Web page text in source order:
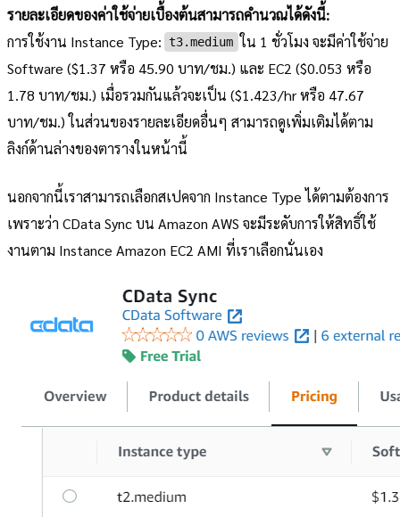
รายละเอียดของค่าใช้จ่ายเบื้องต้นสามารถคำนวณได้ดังนี้:
การใช้งาน Instance Type: t3.medium ใน 1 ชั่วโมง จะมีค่าใช้จ่าย
Software ($1.37 หรือ 45.90 บาท/ชม.) และ EC2 ($0.053 หรือ
1.78 บาท/ชม.) เมื่อรวมกันแล้วจะเป็น ($1.423/hr หรือ 47.67
บาท/ชม.) ในส่วนของรายละเอียดอื่นๆ สามารถดูเพิ่มเติมได้ตาม
ลิงก์ด้านล่างของตารางในหน้านี้
นอกจากนี้เราสามารถเลือกสเปคจาก Instance Type ได้ตามต้องการ
เพราะว่า CData Sync บน Amazon AWS จะมีระดับการให้สิทธิ์ใช้
งานตาม Instance Amazon EC2 AMI ที่เราเลือกนั่นเอง